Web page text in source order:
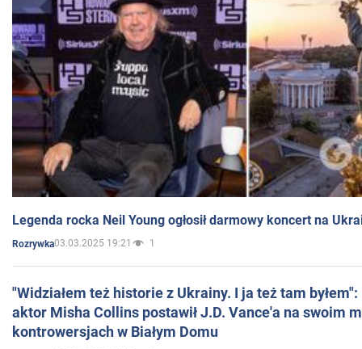
Legenda rocka Neil Young ogłosił darmowy koncert na
Rozrywka03.03.2025 19:21 1
"Widziałem też historie z Ukrainy. I ja też tam
aktor Misha Collins postawił J.D. Vance'a na swoim
kontrowersjach w Białym Domu